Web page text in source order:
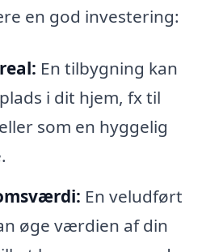
en god investering:
En tilbygning kan
i dit hjem, fx til
som en hyggelig
En veludført
øge værdien af din